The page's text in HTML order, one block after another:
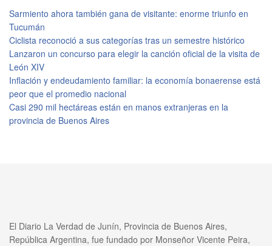
Sarmiento ahora también gana de visitante: enorme triunfo en
Tucumán
Ciclista reconoció a sus categorías tras un semestre histórico
Lanzaron un concurso para elegir la canción oficial de la visita de
León XIV
Inflación y endeudamiento familiar: la economía bonaerense está
peor que el promedio nacional
Casi 290 mil hectáreas están en manos extranjeras en la
provincia de Buenos Aires
El Diario La Verdad de Junín, Provincia de Buenos Aires,
República Argentina, fue fundado por Monseñor Vicente Peira,